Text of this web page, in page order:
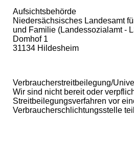
Aufsichtsbehörde
Niedersächsisches Landesamt
und Familie (Landessozialamt -
Domhof 1
31134 Hildesheim
Verbraucherstreitbeilegung/
Wir sind nicht bereit oder
Streitbeilegungsverfahren vor
Verbraucherschlichtungsstelle